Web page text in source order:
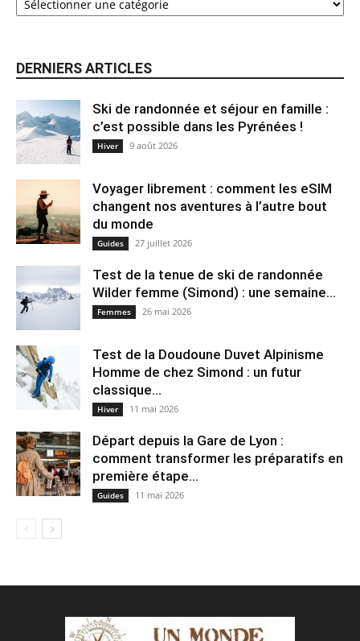
DERNIERS ARTICLES
Ski de randonnée et séjour en famille :
c’est possible dans les Pyrénées !
Hiver 9 août 2026
Voyager librement : comment les eSIM
changent nos aventures à l’autre bout
du monde
Guides 27 juillet 2026
Test de la tenue de ski de randonnée
Wilder femme (Simond) : une semaine...
Femmes 26 mai 2026
Test de la Doudoune Duvet Alpinisme
Homme de chez Simond : un futur
classique...
Hiver 11 mai 2026
Départ depuis la Gare de Lyon :
comment transformer les préparatifs en
pre⁠mière étape...
Guides 11 mai 2026